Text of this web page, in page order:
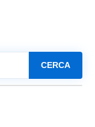
CERCA